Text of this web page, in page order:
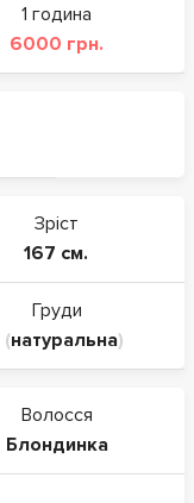
1 година
6000 грн.
Зріст
167 см.
Груди
(натуральна)
Волосся
Блондинка